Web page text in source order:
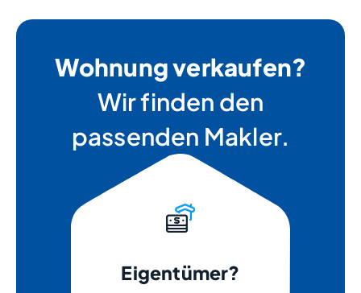
Wohnung verkaufen?
Wir finden den
passenden Makler.
Eigentümer?